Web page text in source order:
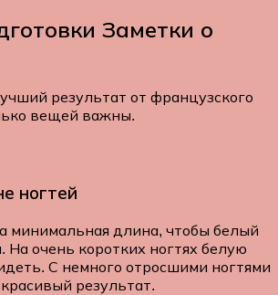
Заметки о
результат от французского
вещей важны.
ногтей
минимальная длина, чтобы белый
На очень коротких ногтях белую
С немного отросшими ногтями
результат.